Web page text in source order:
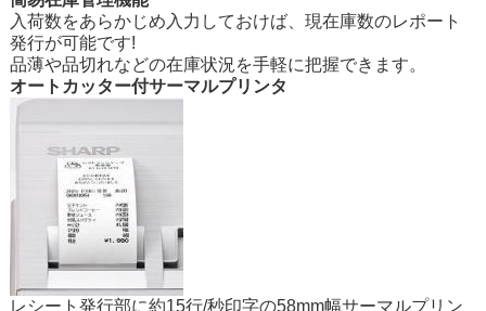
入荷数をあらかじめ入力しておけば、現在庫数のレポート
発行が可能です!
品薄や品切れなどの在庫状況を手軽に把握できます。
オートカッター付サーマルプリンタ
レシート発行部に約15行/秒印字の58mm幅サーマルプリン